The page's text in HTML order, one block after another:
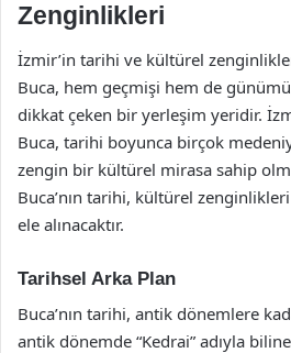
Zenginlikleri
İzmir’in tarihi ve kültürel
Buca, hem geçmişi hem de
dikkat çeken bir yerleşim yeridir.
Buca, tarihi boyunca birçok
zengin bir kültürel mirasa sahip
Buca’nın tarihi, kültürel
ele alınacaktır.
Tarihsel Arka Plan
Buca’nın tarihi, antik dönemlere
antik dönemde “Kedrai” adıyla